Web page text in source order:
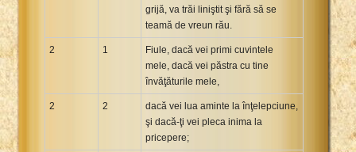
grijă, va trăi liniştit şi fără să se
teamă de vreun rău.
2 1
Fiule, dacă vei primi cuvintele
mele, dacă vei păstra cu tine
învăţăturile mele,
2 2
dacă vei lua aminte la înţelepciune,
şi dacă-ţi vei pleca inima la
pricepere;